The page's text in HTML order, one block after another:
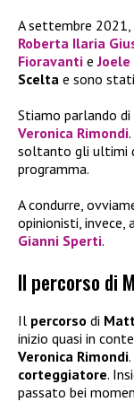
A settembre
Roberta Ilaria
Fioravanti e
Scelta e sono
Stiamo parlando di
Veronica Rimondi
soltanto gli ultimi
programma.
A condurre,
opinionisti, invece,
Gianni Sperti.
Il percorso di
Il percorso di
inizio quasi in
Veronica Rimondi
corteggiatore.
passato bei